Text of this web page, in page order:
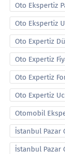
Oto Ekspertiz
Oto Ekspertiz
Oto Expertiz
Oto Expertiz
Oto Expertiz
Oto Expertiz
Otomobil
İstanbul Pazar
İstanbul Pazar